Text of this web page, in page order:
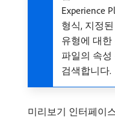
Experience
형식, 지정
유형에 대
파일의 속성
검색합니다.
미리보기 인터페이